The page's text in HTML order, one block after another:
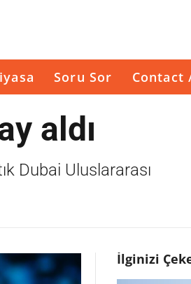
Soru Sor Contact
aldı
Dubai Uluslararası
İlginizi